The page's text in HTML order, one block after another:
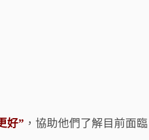
好” ，協助他們了解目前面臨